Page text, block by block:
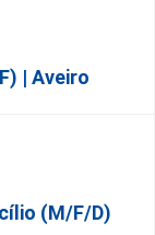
| Aveiro
(m/f/d)